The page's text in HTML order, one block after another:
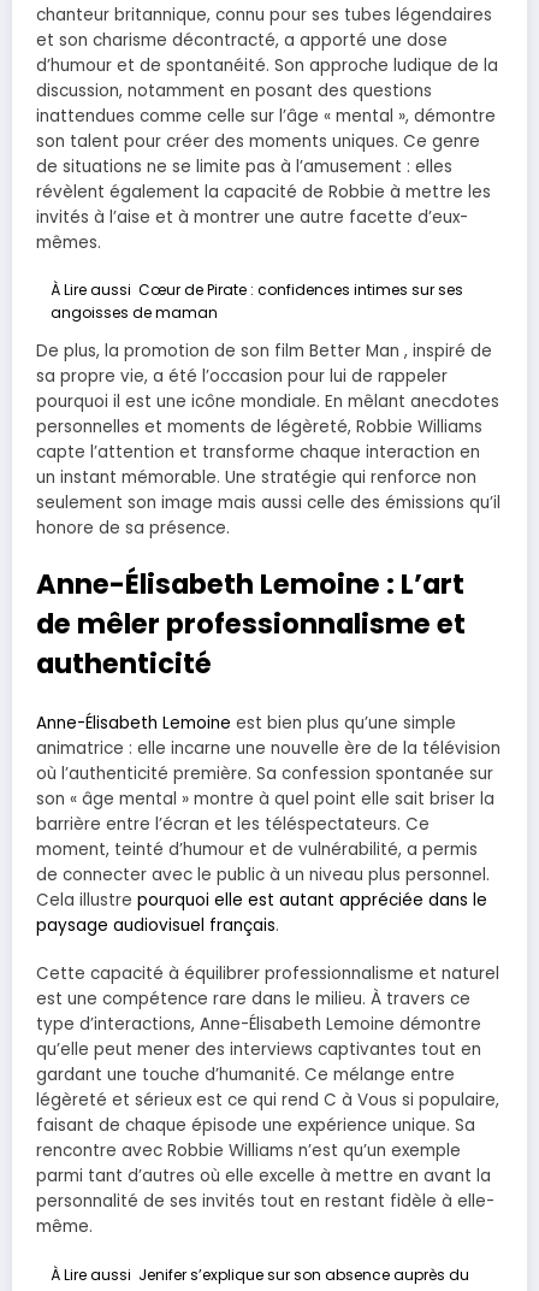
chanteur britannique, connu pour ses tubes légendaires
et son charisme décontracté, a apporté une dose
d’humour et de spontanéité. Son approche ludique de la
discussion, notamment en posant des questions
inattendues comme celle sur l’âge « mental », démontre
son talent pour créer des moments uniques. Ce genre
de situations ne se limite pas à l’amusement : elles
révèlent également la capacité de Robbie à mettre les
invités à l’aise et à montrer une autre facette d’eux-
mêmes.
À Lire aussi Cœur de Pirate : confidences intimes sur ses
angoisses de maman
De plus, la promotion de son film Better Man , inspiré de
sa propre vie, a été l’occasion pour lui de rappeler
pourquoi il est une icône mondiale. En mêlant anecdotes
personnelles et moments de légèreté, Robbie Williams
capte l’attention et transforme chaque interaction en
un instant mémorable. Une stratégie qui renforce non
seulement son image mais aussi celle des émissions qu’il
honore de sa présence.
Anne-Élisabeth Lemoine : L’art
de mêler professionnalisme et
authenticité
Anne-Élisabeth Lemoine est bien plus qu’une simple
animatrice : elle incarne une nouvelle ère de la télévision
où l’authenticité première. Sa confession spontanée sur
son « âge mental » montre à quel point elle sait briser la
barrière entre l’écran et les téléspectateurs. Ce
moment, teinté d’humour et de vulnérabilité, a permis
de connecter avec le public à un niveau plus personnel.
Cela illustre pourquoi elle est autant appréciée dans le
paysage audiovisuel français.
Cette capacité à équilibrer professionnalisme et naturel
est une compétence rare dans le milieu. À travers ce
type d’interactions, Anne-Élisabeth Lemoine démontre
qu’elle peut mener des interviews captivantes tout en
gardant une touche d’humanité. Ce mélange entre
légèreté et sérieux est ce qui rend C à Vous si populaire,
faisant de chaque épisode une expérience unique. Sa
rencontre avec Robbie Williams n’est qu’un exemple
parmi tant d’autres où elle excelle à mettre en avant la
personnalité de ses invités tout en restant fidèle à elle-
même.
À Lire aussi Jenifer s’explique sur son absence auprès du